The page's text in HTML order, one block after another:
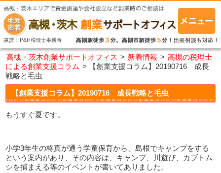
高槻・茨木創業サポートオフィス > 新着情報 > 高槻の税理士
による創業支援コラム >
【創業支援コラム】20190716 成長
戦略と毛虫
【創業支援コラム】20190716 成長戦略と毛虫
もうすぐ夏です。
小学3年生の柊真が通う学童保育から、島根でキャンプをする
という案内があり、その内容は、キャンプ、川遊び、カブトム
シを捕まえる等のイベントが書いてありました。